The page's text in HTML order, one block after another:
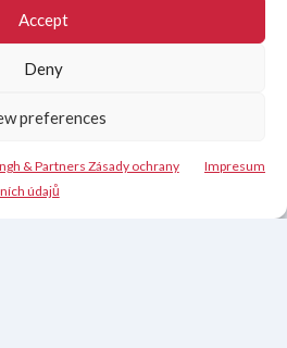
Accept
Deny
preferences
& Partners Zásady ochrany
údajů
Impresum
Kontakt